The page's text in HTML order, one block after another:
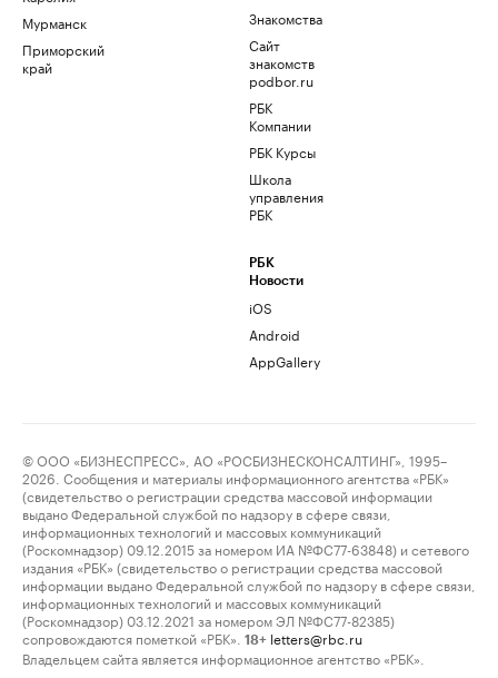
Мурманск
Приморский
край
Знакомства
Сайт
знакомств
podbor.ru
РБК
Компании
РБК Курсы
Школа
управления
РБК
РБК
Новости
iOS
Android
AppGallery
© ООО «БИЗНЕСПРЕСС», АО «РОСБИЗНЕСКОНСАЛТИНГ», 1995–
2026. Сообщения и материалы информационного агентства «РБК»
(свидетельство о регистрации средства массовой информации
выдано Федеральной службой по надзору в сфере связи,
информационных технологий и массовых коммуникаций
(Роскомнадзор) 09.12.2015 за номером ИА №ФС77-63848) и сетевого
издания «РБК» (свидетельство о регистрации средства массовой
информации выдано Федеральной службой по надзору в сфере связи,
информационных технологий и массовых коммуникаций
(Роскомнадзор) 03.12.2021 за номером ЭЛ №ФС77-82385)
сопровождаются пометкой «РБК».
18+ letters@rbc.ru
Владельцем сайта является информационное агентство «РБК».